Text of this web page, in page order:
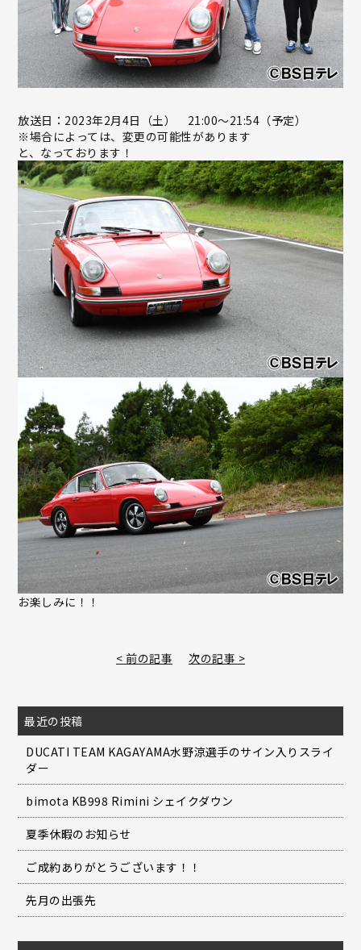
放送日：2023年2月4日（土） 21:00～21:54（予定）
※場合によっては、変更の可能性があります
と、なっております！
お楽しみに！！
< 前の記事 次の記事 >
最近の投稿
DUCATI TEAM KAGAYAMA水野涼選手のサイン入りスライ
ダー
bimota KB998 Rimini シェイクダウン
夏季休暇のお知らせ
ご成約ありがとうございます！！
先月の出張先